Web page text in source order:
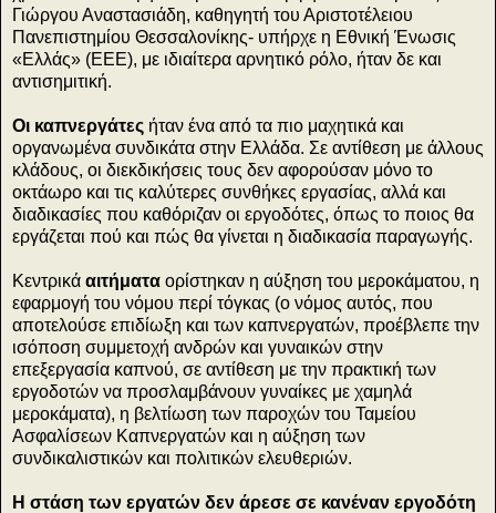
Γιώργου Αναστασιάδη, καθηγητή του Αριστοτέλειου
Πανεπιστημίου Θεσσαλονίκης- υπήρχε η Εθνική Ένωσις
«Ελλάς» (ΕΕΕ), με ιδιαίτερα αρνητικό ρόλο, ήταν δε και
αντισημιτική.
Οι καπνεργάτες ήταν ένα από τα πιο μαχητικά και
οργανωμένα συνδικάτα στην Ελλάδα. Σε αντίθεση με άλλους
κλάδους, οι διεκδικήσεις τους δεν αφορούσαν μόνο το
οκτάωρο και τις καλύτερες συνθήκες εργασίας, αλλά και
διαδικασίες που καθόριζαν οι εργοδότες, όπως το ποιος θα
εργάζεται πού και πώς θα γίνεται η διαδικασία παραγωγής.
Κεντρικά αιτήματα ορίστηκαν η αύξηση του μεροκάματου, η
εφαρμογή του νόμου περί τόγκας (o νόμος αυτός, που
αποτελούσε επιδίωξη και των καπνεργατών, προέβλεπε την
ισόποση συμμετοχή ανδρών και γυναικών στην
επεξεργασία καπνού, σε αντίθεση με την πρακτική των
εργοδοτών να προσλαμβάνουν γυναίκες με χαμηλά
μεροκάματα), η βελτίωση των παροχών του Ταμείου
Ασφαλίσεων Καπνεργατών και η αύξηση των
συνδικαλιστικών και πολιτικών ελευθεριών.
Η στάση των εργατών δεν άρεσε σε κανέναν εργοδότη